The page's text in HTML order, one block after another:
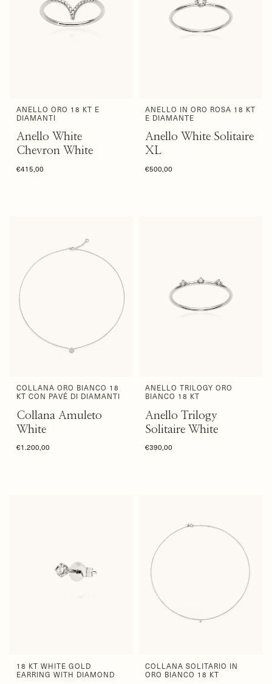
ANELLO ORO 18 KT E
DIAMANTI
Anello White
Chevron White
€415,00
ANELLO IN ORO ROSA 18 KT
E DIAMANTE
Anello White Solitaire
XL
€500,00
COLLANA ORO BIANCO 18
KT CON PAVÉ DI DIAMANTI
Collana Amuleto
White
€1.200,00
ANELLO TRILOGY ORO
BIANCO 18 KT
Anello Trilogy
Solitaire White
€390,00
18 KT WHITE GOLD
EARRING WITH DIAMOND
COLLANA SOLITARIO IN
ORO BIANCO 18 KT